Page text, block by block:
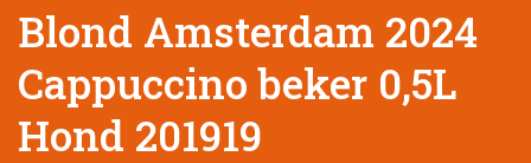
Blond Amsterdam 2024
Cappuccino beker 0,5L
Hond 201919